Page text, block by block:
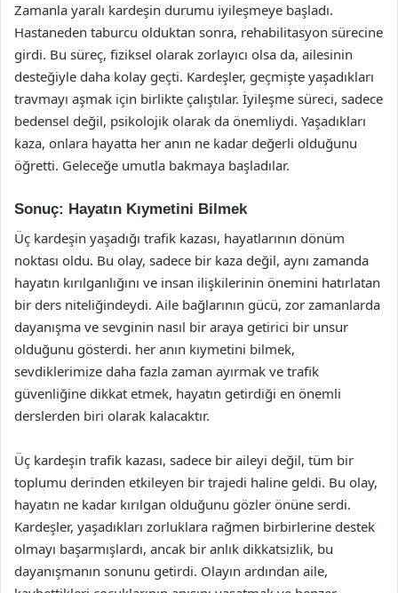
Zamanla yaralı kardeşin durumu iyileşmeye başladı.
Hastaneden taburcu olduktan sonra, rehabilitasyon sürecine
girdi. Bu süreç, fiziksel olarak zorlayıcı olsa da, ailesinin
desteğiyle daha kolay geçti. Kardeşler, geçmişte yaşadıkları
travmayı aşmak için birlikte çalıştılar. İyileşme süreci, sadece
bedensel değil, psikolojik olarak da önemliydi. Yaşadıkları
kaza, onlara hayatta her anın ne kadar değerli olduğunu
öğretti. Geleceğe umutla bakmaya başladılar.
Sonuç: Hayatın Kıymetini Bilmek
Üç kardeşin yaşadığı trafik kazası, hayatlarının dönüm
noktası oldu. Bu olay, sadece bir kaza değil, aynı zamanda
hayatın kırılganlığını ve insan ilişkilerinin önemini hatırlatan
bir ders niteliğindeydi. Aile bağlarının gücü, zor zamanlarda
dayanışma ve sevginin nasıl bir araya getirici bir unsur
olduğunu gösterdi. her anın kıymetini bilmek,
sevdiklerimize daha fazla zaman ayırmak ve trafik
güvenliğine dikkat etmek, hayatın getirdiği en önemli
derslerden biri olarak kalacaktır.
Üç kardeşin trafik kazası, sadece bir aileyi değil, tüm bir
toplumu derinden etkileyen bir trajedi haline geldi. Bu olay,
hayatın ne kadar kırılgan olduğunu gözler önüne serdi.
Kardeşler, yaşadıkları zorluklara rağmen birbirlerine destek
olmayı başarmışlardı, ancak bir anlık dikkatsizlik, bu
dayanışmanın sonunu getirdi. Olayın ardından aile,